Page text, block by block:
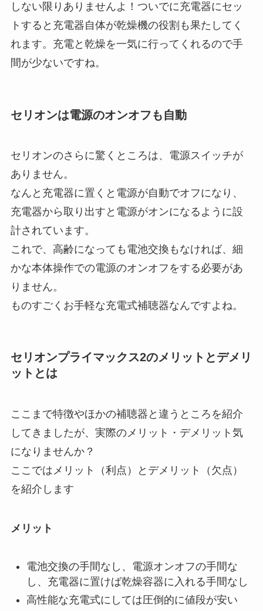
しない限りありませんよ！ついでに充電器にセッ
トすると充電器自体が乾燥機の役割も果たしてく
れます。充電と乾燥を一気に行ってくれるので手
間が少ないですね。
セリオンは電源のオンオフも自動
セリオンのさらに驚くところは、電源スイッチが
ありません。
なんと充電器に置くと電源が自動でオフになり、
充電器から取り出すと電源がオンになるように設
計されています。
これで、高齢になっても電池交換もなければ、細
かな本体操作での電源のオンオフをする必要があ
りません。
ものすごくお手軽な充電式補聴器なんですよね。
セリオンプライマックス2のメリットとデメリ
ットとは
ここまで特徴やほかの補聴器と違うところを紹介
してきましたが、実際のメリット・デメリット気
になりませんか？
ここではメリット（利点）とデメリット（欠点）
を紹介します
メリット
電池交換の手間なし、電源オンオフの手間な
し、充電器に置けば乾燥容器に入れる手間なし
高性能な充電式にしては圧倒的に値段が安い